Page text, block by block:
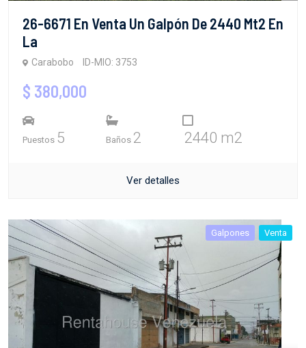
26-6671 En Venta Un Galpón De 2440 Mt2 En
La
Carabobo ID-MIO: 3753
$ 380,000
Puestos 5 Baños 2 2440 m2
Ver detalles
Galpones Venta